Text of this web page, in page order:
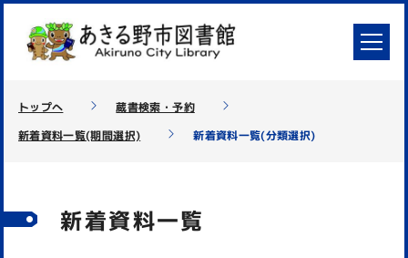
トップへ
蔵書検索・予約
新着資料一覧(期間選択)
新着資料一覧(分類選択)
新着資料一覧